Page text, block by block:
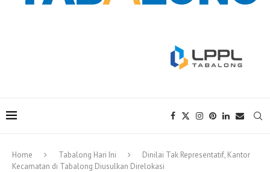
Home Tabalong Hari Ini
Dinilai Tak Representatif, Kantor
Kecamatan di Tabalong Diusulkan Direlokasi